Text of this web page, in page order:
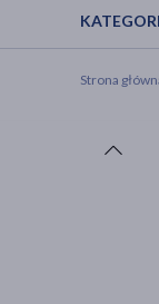
Strona